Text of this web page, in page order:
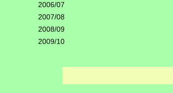
2006/07
2007/08
2008/09
2009/10